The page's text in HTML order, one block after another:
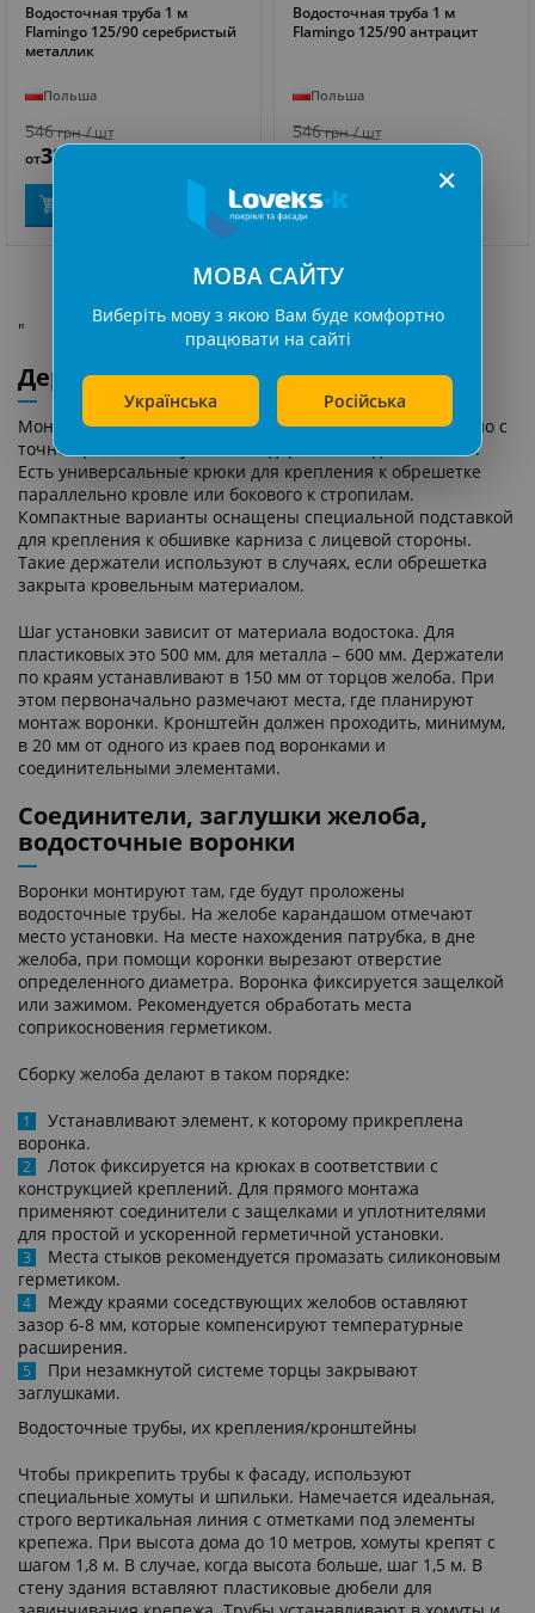
ПОДРОБНЕЕ
Водосточная труба 1 м
Flamingo 125/90 серебристый
металлик
Польша
546грн / шт
от382
ПОДРОБНЕЕ
Водосточная труба 1 м
Flamingo 125/90 антрацит
Польша
546грн / шт
Купить
"
Держатели желоба
Монтаж водосточной системы начинают первоначально с
точной разметки и установки держателей для желобов.
Есть универсальные крюки для крепления к обрешетке
параллельно кровле или бокового к стропилам.
Компактные варианты оснащены специальной подставкой
для крепления к обшивке карниза с лицевой стороны.
Такие держатели используют в случаях, если обрешетка
закрыта кровельным материалом.
Шаг установки зависит от материала водостока. Для
пластиковых это 500 мм, для металла – 600 мм. Держатели
по краям устанавливают в 150 мм от торцов желоба. При
этом первоначально размечают места, где планируют
монтаж воронки. Кронштейн должен проходить, минимум,
в 20 мм от одного из краев под воронками и
соединительными элементами.
Соединители, заглушки желоба,
водосточные воронки
Воронки монтируют там, где будут проложены
водосточные трубы. На желобе карандашом отмечают
место установки. На месте нахождения патрубка, в дне
желоба, при помощи коронки вырезают отверстие
определенного диаметра. Воронка фиксируется защелкой
или зажимом. Рекомендуется обработать места
соприкосновения герметиком.
Сборку желоба делают в таком порядке:
Устанавливают элемент, к которому прикреплена
воронка.
Лоток фиксируется на крюках в соответствии с
конструкцией креплений. Для прямого монтажа
применяют соединители с защелками и уплотнителями
для простой и ускоренной герметичной установки.
Места стыков рекомендуется промазать силиконовым
герметиком.
Между краями соседствующих желобов оставляют
зазор 6-8 мм, которые компенсируют температурные
расширения.
При незамкнутой системе торцы закрывают
заглушками.
Водосточные трубы, их крепления/кронштейны
Чтобы прикрепить трубы к фасаду, используют
специальные хомуты и шпильки. Намечается идеальная,
строго вертикальная линия с отметками под элементы
крепежа. При высота дома до 10 метров, хомуты крепят с
шагом 1,8 м. В случае, когда высота больше, шаг 1,5 м. В
стену здания вставляют пластиковые дюбели для
✕
МОВА САЙТУ
Виберіть мову з якою Вам буде комфортно
працювати на сайті
Українська Російська